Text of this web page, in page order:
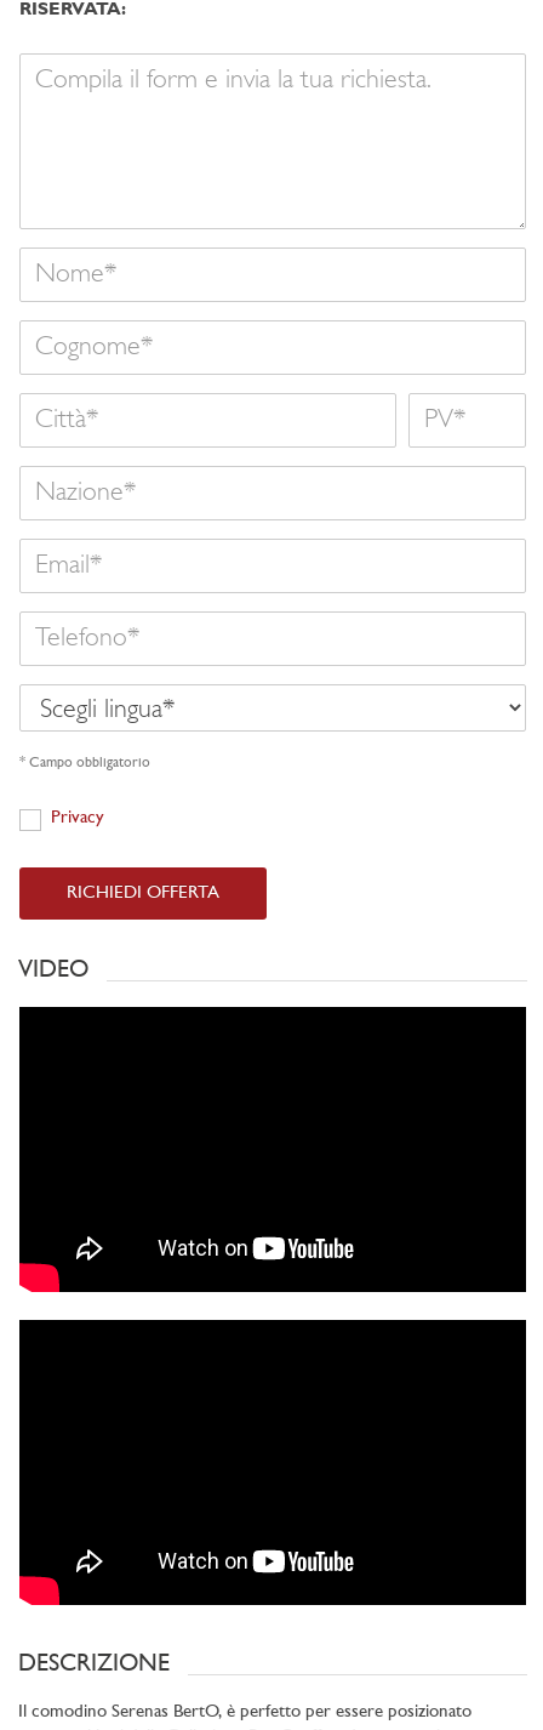
RISERVATA:
tuo
Nome
Cognome
Città Nome
Nazione
Email
Telefono
Scegli
lingua
* Campo obbligatorio
Privacy
Privacy
RICHIEDI OFFERTA
VIDEO
DESCRIZIONE
Il comodino Serenas BertO, è perfetto per essere posizionato